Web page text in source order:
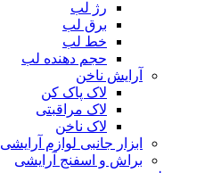
رژ لب
برق لب
خط لب
حجم دهنده لب
آرایش ناخن
لاک پاک کن
لاک مراقبتی
لاک ناخن
ابزار جانبی لوازم آرایشی
براش و اسفنج آرایشی